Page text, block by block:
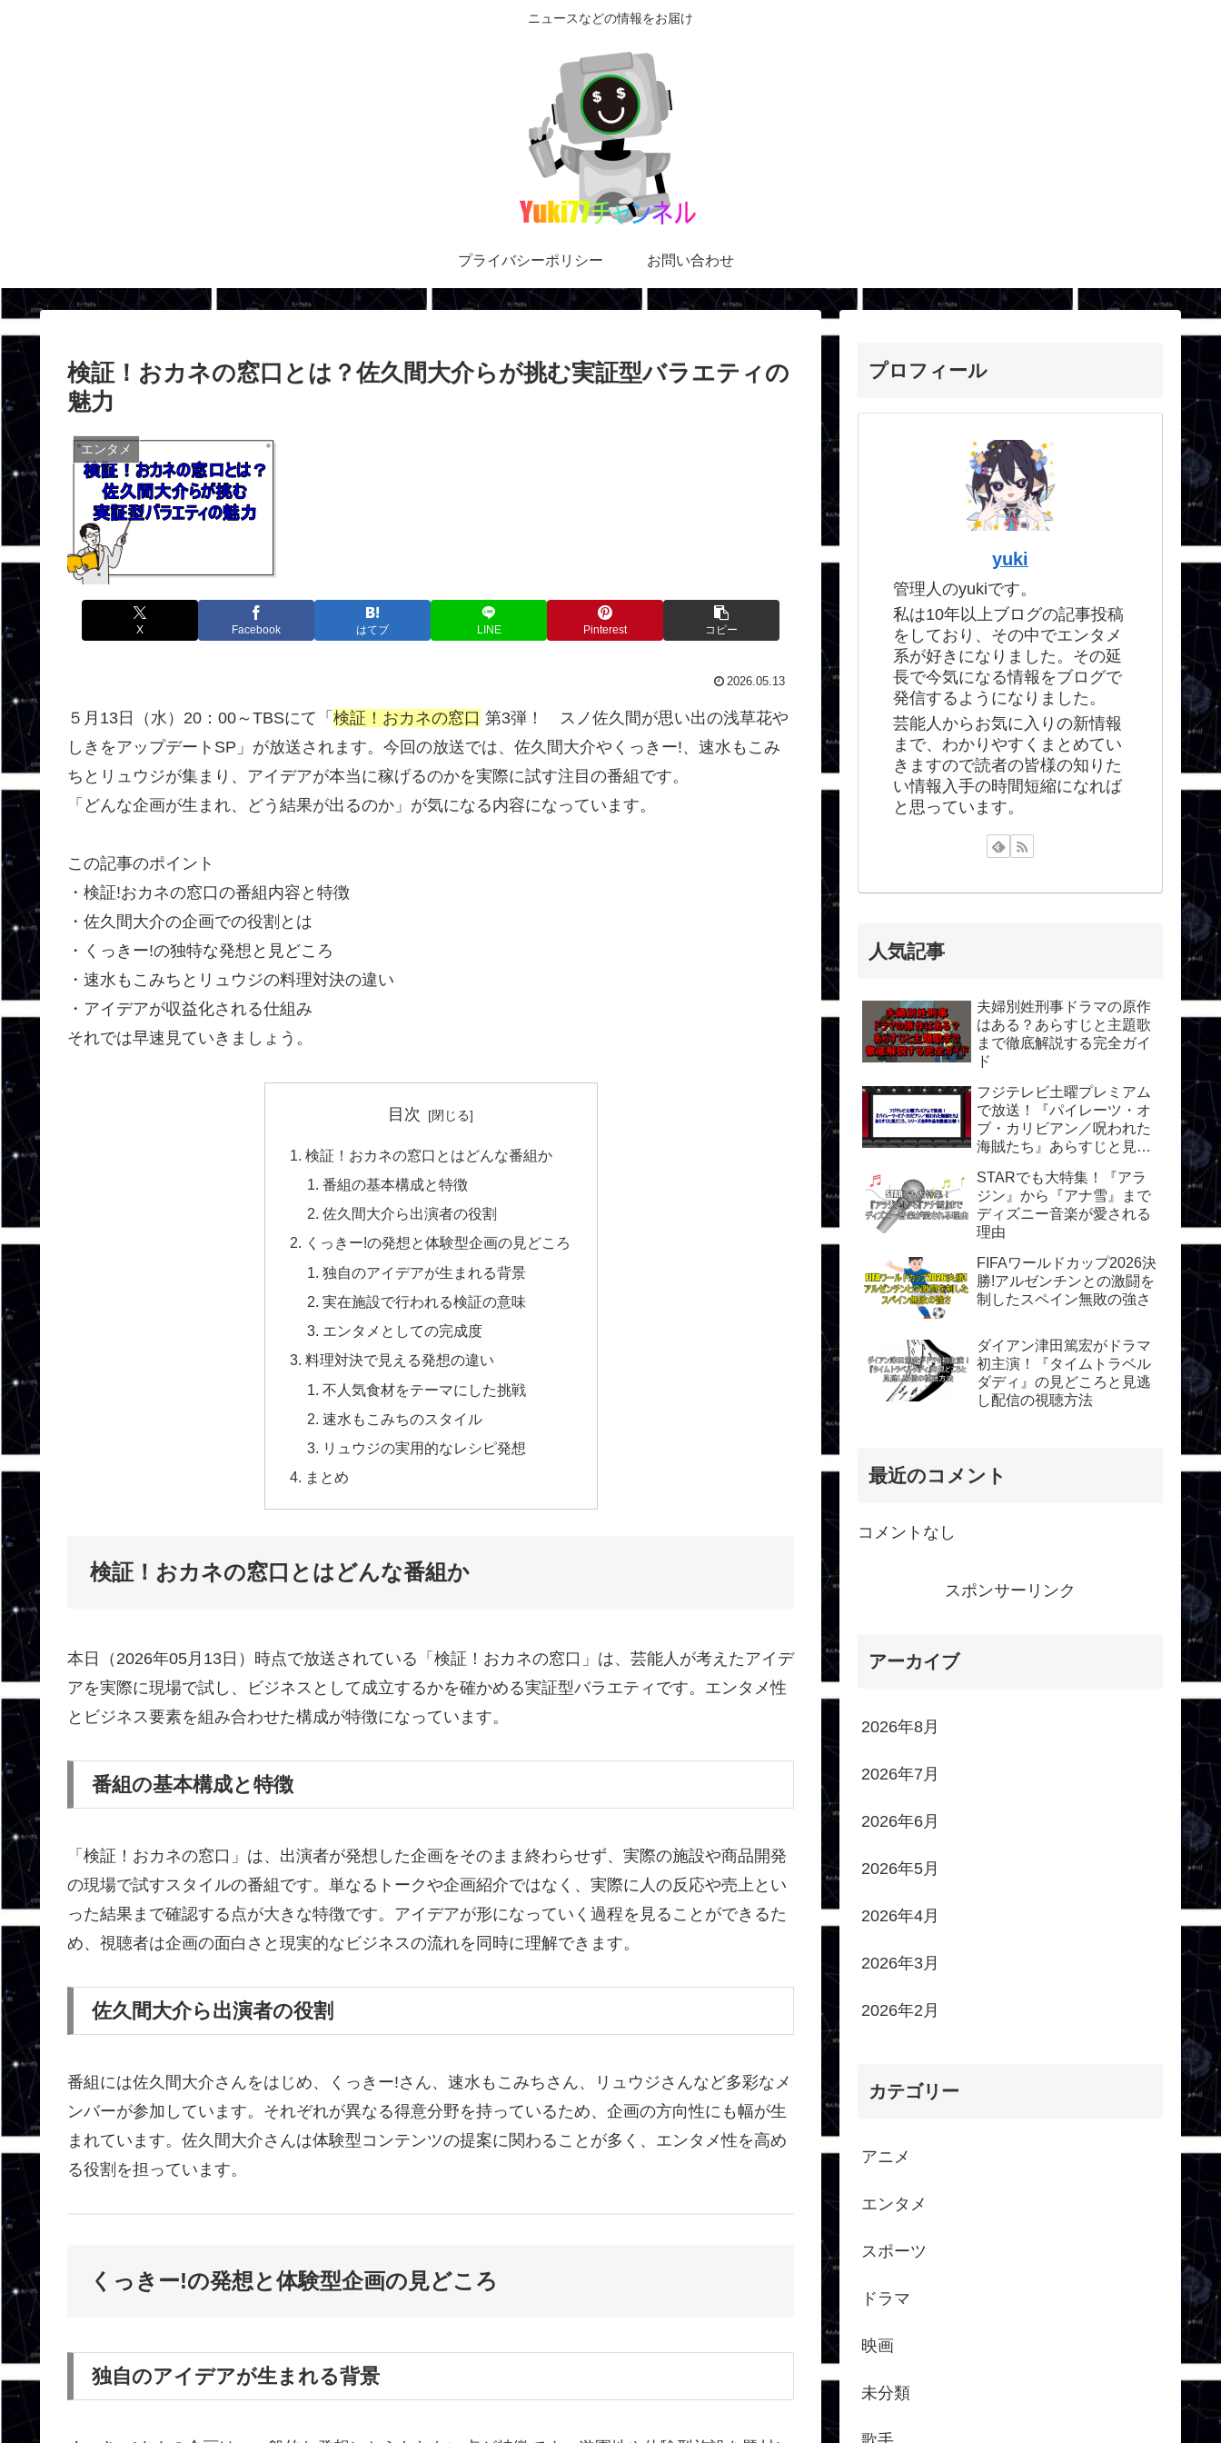
ニュースなどの情報をお届け
プライバシーポリシー お問い合わせ
検証！おカネの窓口とは？佐久間大介らが挑む実証型バラエティの
魅力
エンタメ
X Facebook はてブ LINE Pinterest コピー
2026.05.13
５月13日（水）20：00～TBSにて「 検証！おカネの窓口 第3弾！ スノ佐久間が思い出の浅草花や
しきをアップデートSP」が放送されます。今回の放送では、佐久間大介やくっきー!、速水もこみ
ちとリュウジが集まり、アイデアが本当に稼げるのかを実際に試す注目の番組です。
「どんな企画が生まれ、どう結果が出るのか」が気になる内容になっています。
この記事のポイント
・検証!おカネの窓口の番組内容と特徴
・佐久間大介の企画での役割とは
・くっきー!の独特な発想と見どころ
・速水もこみちとリュウジの料理対決の違い
・アイデアが収益化される仕組み
それでは早速見ていきましょう。
目次
検証！おカネの窓口とはどんな番組か
番組の基本構成と特徴
佐久間大介ら出演者の役割
くっきー!の発想と体験型企画の見どころ
独自のアイデアが生まれる背景
実在施設で行われる検証の意味
エンタメとしての完成度
料理対決で見える発想の違い
不人気食材をテーマにした挑戦
速水もこみちのスタイル
リュウジの実用的なレシピ発想
まとめ
検証！おカネの窓口とはどんな番組か
本日（2026年05月13日）時点で放送されている「検証！おカネの窓口」は、芸能人が考えたアイデ
アを実際に現場で試し、ビジネスとして成立するかを確かめる実証型バラエティです。エンタメ性
とビジネス要素を組み合わせた構成が特徴になっています。
番組の基本構成と特徴
「検証！おカネの窓口」は、出演者が発想した企画をそのまま終わらせず、実際の施設や商品開発
の現場で試すスタイルの番組です。単なるトークや企画紹介ではなく、実際に人の反応や売上とい
った結果まで確認する点が大きな特徴です。アイデアが形になっていく過程を見ることができるた
め、視聴者は企画の面白さと現実的なビジネスの流れを同時に理解できます。
佐久間大介ら出演者の役割
番組には佐久間大介さんをはじめ、くっきー!さん、速水もこみちさん、リュウジさんなど多彩なメ
ンバーが参加しています。それぞれが異なる得意分野を持っているため、企画の方向性にも幅が生
まれています。佐久間大介さんは体験型コンテンツの提案に関わることが多く、エンタメ性を高め
る役割を担っています。
くっきー!の発想と体験型企画の見どころ
独自のアイデアが生まれる背景
プロフィール
yuki
管理人のyukiです。
私は10年以上ブログの記事投稿
をしており、その中でエンタメ
系が好きになりました。その延
長で今気になる情報をブログで
発信するようになりました。
芸能人からお気に入りの新情報
まで、わかりやすくまとめてい
きますので読者の皆様の知りた
い情報入手の時間短縮になれば
と思っています。
人気記事
夫婦別姓刑事ドラマの原作
はある？あらすじと主題歌
まで徹底解説する完全ガイ
ド
フジテレビ土曜プレミアム
で放送！『パイレーツ・オ
ブ・カリビアン／呪われた
海賊たち』あらすじと見ど
徹底比較！
STARでも大特集！『アラ
ジン』から『アナ雪』まで
ディズニー音楽が愛される
理由
FIFAワールドカップ2026決
勝!アルゼンチンとの激闘を
制したスペイン無敗の強さ
ダイアン津田篤宏がドラマ
初主演！『タイムトラベル
ダディ』の見どころと見逃
し配信の視聴方法
最近のコメント
コメントなし
スポンサーリンク
アーカイブ
2026年8月
2026年7月
2026年6月
2026年5月
2026年4月
2026年3月
2026年2月
カテゴリー
アニメ
エンタメ
スポーツ
ドラマ
映画
未分類